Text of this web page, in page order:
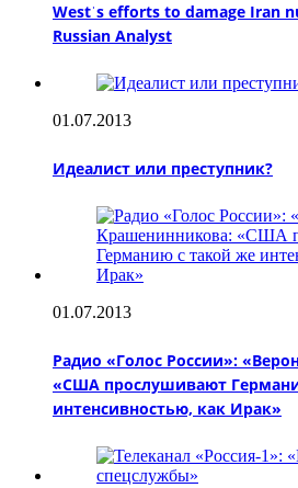
Westˈs efforts to damage Iran
Russian Analyst
01.07.2013
Идеалист или преступник?
01.07.2013
Радио «Голос России»:
«США прослушивают
интенсивностью, как Ирак»